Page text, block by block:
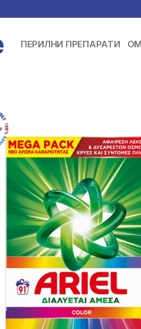
ПЕРИЛНИ ПРЕПАРАТИ